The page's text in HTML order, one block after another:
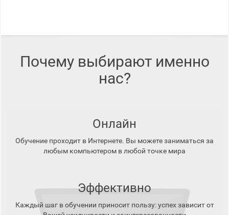
Почему выбирают именно
нас?
Онлайн
Обучение проходит в Интернете. Вы можете заниматься за
любым компьютером в любой точке мира
Эффективно
Каждый шаг в обучении приносит пользу: успех зависит от